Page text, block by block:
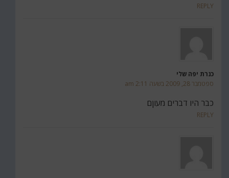
REPLY
כנרת יפה שלי
ספטמבר 28, 2009 בשעה 2:11 am
כבר היו דברים מעוןם
REPLY